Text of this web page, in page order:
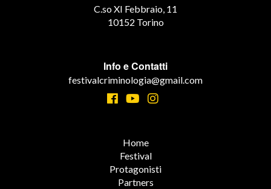
C.so XI Febbraio, 11
10152 Torino
Info e Contatti
festivalcriminologia@gmail.com
Home
Festival
Protagonisti
Partners